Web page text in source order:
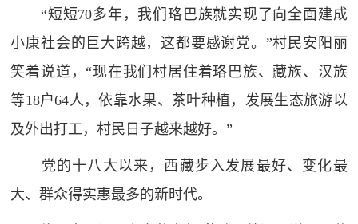
“短短70多年，我们珞巴族就实现了向全面建成
小康社会的巨大跨越，这都要感谢党。”村民安阳丽
笑着说道，“现在我们村居住着珞巴族、藏族、汉族
等18户64人，依靠水果、茶叶种植，发展生态旅游以
及外出打工，村民日子越来越好。”
党的十八大以来，西藏步入发展最好、变化最
大、群众得实惠最多的新时代。